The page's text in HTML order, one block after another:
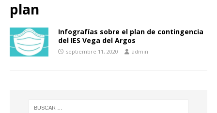
plan
Infografías sobre el plan de contingencia
del IES Vega del Argos
septiembre 11, 2020 admin